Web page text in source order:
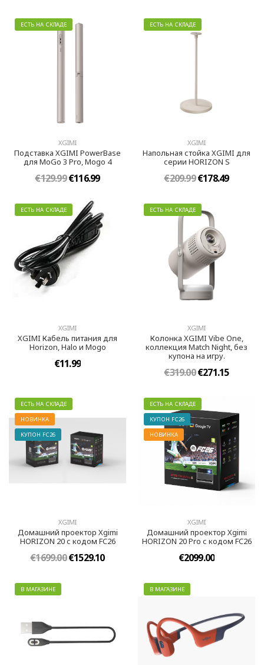
ЕСТЬ НА СКЛАДЕ
XGIMI
Подставка XGIMI PowerBase
для MoGo 3 Pro, Mogo 4
€129.99€116.99
ЕСТЬ НА СКЛАДЕ
XGIMI
Напольная стойка XGIMI для
серии HORIZON S
€209.99€178.49
ЕСТЬ НА СКЛАДЕ
XGIMI
XGIMI Кабель питания для
Horizon, Halo и Mogo
€11.99
ЕСТЬ НА СКЛАДЕ
XGIMI
Колонка XGIMI Vibe One,
коллекция Match Night, без
купона на игру.
€319.00€271.15
ЕСТЬ НА СКЛАДЕ
НОВИНКА
KУПОН FC26
XGIMI
Домашний проектор Xgimi
HORIZON 20 с кодом FC26
€1699.00€1529.10
ЕСТЬ НА СКЛАДЕ
KУПОН FC26
НОВИНКА
XGIMI
Домашний проектор Xgimi
HORIZON 20 Pro с кодом FC26
€2099.00
В МАГАЗИНЕ В МАГАЗИНЕ